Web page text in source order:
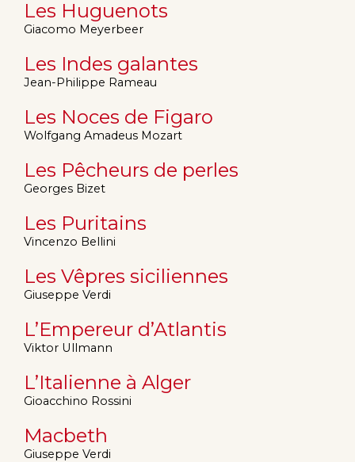
Les Huguenots
Giacomo Meyerbeer
Les Indes galantes
Jean-Philippe Rameau
Les Noces de Figaro
Wolfgang Amadeus Mozart
Les Pêcheurs de perles
Georges Bizet
Les Puritains
Vincenzo Bellini
Les Vêpres siciliennes
Giuseppe Verdi
L’Empereur d’Atlantis
Viktor Ullmann
L’Italienne à Alger
Gioacchino Rossini
Macbeth
Giuseppe Verdi